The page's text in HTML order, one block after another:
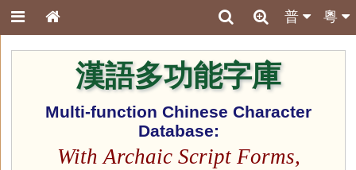
粵
普
漢語多功能字庫
Multi-function Chinese Character
Database:
With Archaic Script Forms,